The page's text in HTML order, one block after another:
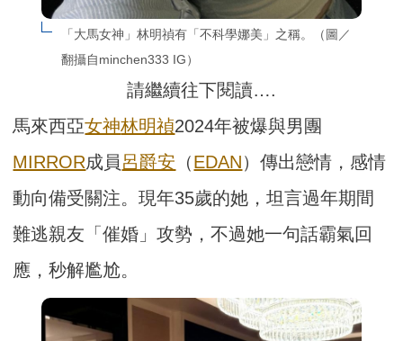
「大馬女神」林明禎有「不科學娜美」之稱。（圖／
翻攝自minchen333 IG）
請繼續往下閱讀….
馬來西亞女神林明禎2024年被爆與男團
MIRROR成員 呂爵安 （EDAN）傳出戀情，感情
動向備受關注。現年35歲的她，坦言過年期間
難逃親友「催婚」攻勢，不過她一句話霸氣回
應，秒解尷尬。